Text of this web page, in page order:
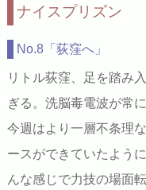
ナイスプリズン
No.8「荻窪へ」
リトル荻窪、足を踏み
ぎる。洗脳毒電波が常
今週はより一層不条理
ースができていたよう
んな感じで力技の場面